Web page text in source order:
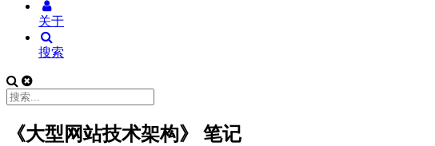
关于
搜索
《大型网站技术架构》 笔记